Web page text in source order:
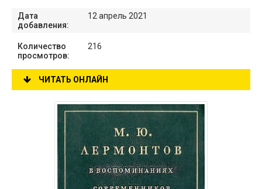
Дата
добавления:
12 апрель 2021
Количество
просмотров:
216
ЧИТАТЬ ОНЛАЙН